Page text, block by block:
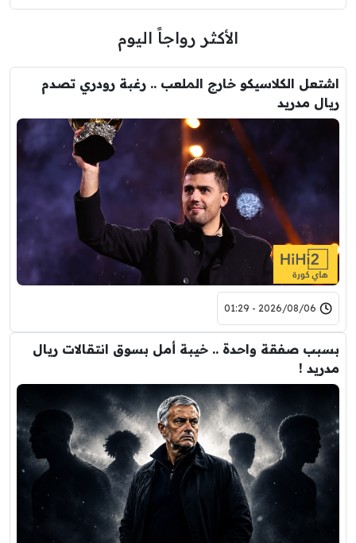
الأكثر رواجاً اليوم
اشتعل الكلاسيكو خارج الملعب .. رغبة رودري تصدم
ريال مدريد
2026/08/06 - 01:29
بسبب صفقة واحدة .. خيبة أمل بسوق انتقالات ريال
مدريد !